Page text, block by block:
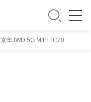
京华JWD 5G MIFI TC70